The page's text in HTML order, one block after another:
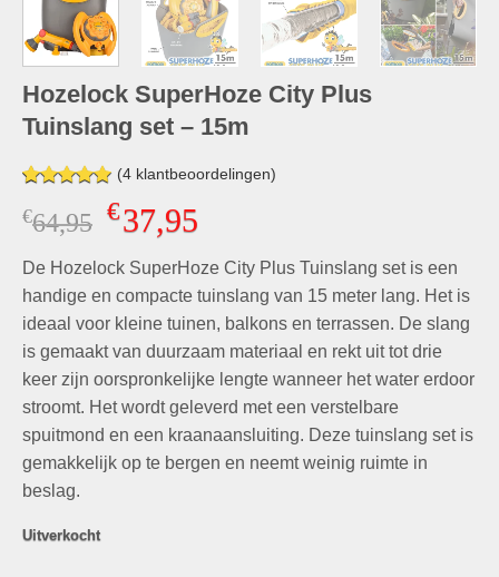
Hozelock SuperHoze City Plus
Tuinslang set – 15m
Gewaardeerd
5.00op 5
gebaseerd
waarderingen
(4klantbeoordelingen)
€64,95 Oorspronkelijke
was:
€64,95.
€37,95Huidige
is:
€37,95.
De Hozelock SuperHoze City Plus Tuinslang set is een
handige en compacte tuinslang van 15 meter lang. Het is
ideaal voor kleine tuinen, balkons en terrassen. De slang
is gemaakt van duurzaam materiaal en rekt uit tot drie
keer zijn oorspronkelijke lengte wanneer het water erdoor
stroomt. Het wordt geleverd met een verstelbare
spuitmond en een kraanaansluiting. Deze tuinslang set is
gemakkelijk op te bergen en neemt weinig ruimte in
beslag.
Uitverkocht